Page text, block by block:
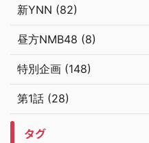
新YNN (82)
昼方NMB48 (8)
特別企画 (148)
第1話 (28)
タグ